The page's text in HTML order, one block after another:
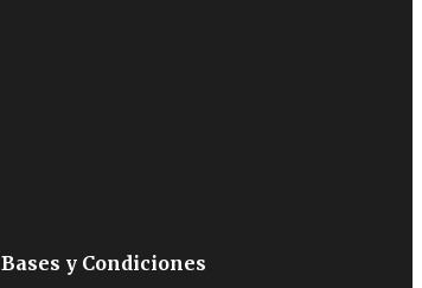
Bases y Condiciones